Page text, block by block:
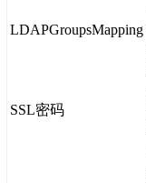
LDAPGroupsMapping
SSL密码